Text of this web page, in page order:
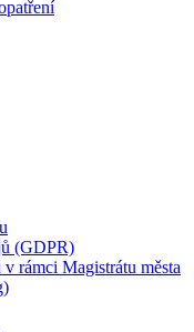
(GDPR)
rámci Magistrátu města